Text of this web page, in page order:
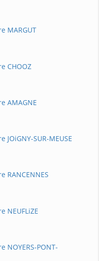
MARGUT
CHOOZ
AMAGNE
SUR-MEUSE
RANCENNES
NEUFLiZE
PONT-